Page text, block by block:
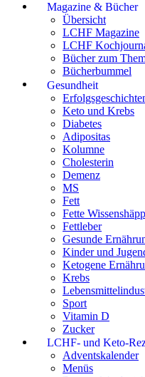
Magazine & Bücher
Übersicht
LCHF Magazine
LCHF
Bücher zum
Bücherbummel
Gesundheit
Keto und Krebs
Diabetes
Adipositas
Kolumne
Cholesterin
Demenz
MS
Fett
Fette
Fettleber
Gesunde
Kinder und
Ketogene
Krebs
Sport
Vitamin D
Zucker
LCHF- und Keto-
Adventskalender
Menüs